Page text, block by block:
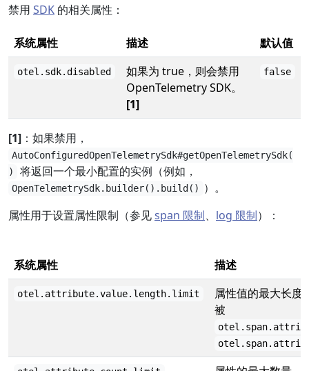
禁用 SDK 的相关属性：
系统属性 描述 默认值
otel.sdk.disabled
如果为 true，则会禁用
OpenTelemetry SDK。
[1]
false
[1] ：如果禁用，
AutoConfiguredOpenTelemetrySdk#getOpenTelemetrySdk(
)
将返回一个最小配置的实例（例如，
OpenTelemetrySdk.builder().build()
）。
属性用于设置属性限制（参见span 限制、 log 限制）：
系统属性 描述
otel.attribute.value.length.limit
属性值的最大长度
被